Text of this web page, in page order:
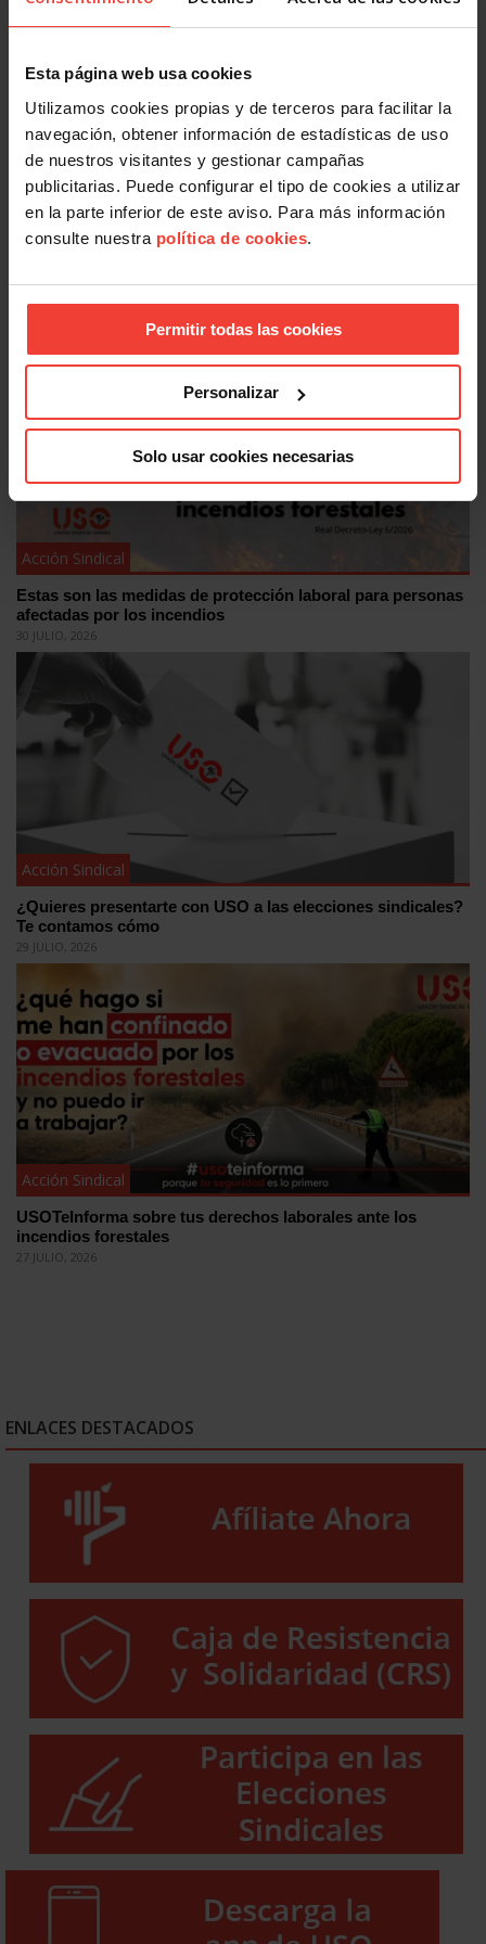
Esta página web usa cookies
Utilizamos cookies propias y de terceros para facilitar la
navegación, obtener información de estadísticas de uso
de nuestros visitantes y gestionar campañas
publicitarias. Puede configurar el tipo de cookies a utilizar
en la parte inferior de este aviso. Para más información
consulte nuestra política de cookies.
Permitir todas las cookies
Personalizar
Solo usar cookies necesarias
hasta que su situación médica sea valorada por un
Y no olvides que, si viajasen transporte público, desde
el 4 de mayo es obligatorio el uso de mascarilla .
Facebook
X LinkedInWhatsApp
Telegram
EmailCompartir
Acción Sindical
Estas son las medidas de protección laboral para personas
afectadas por los incendios
30 JULIO, 2026
Acción Sindical
¿Quieres presentarte con USO a las elecciones sindicales?
Te contamos cómo
29 JULIO, 2026
Acción Sindical
USOTeInforma sobre tus derechos laborales ante los
incendios forestales
27 JULIO, 2026
ENLACES DESTACADOS